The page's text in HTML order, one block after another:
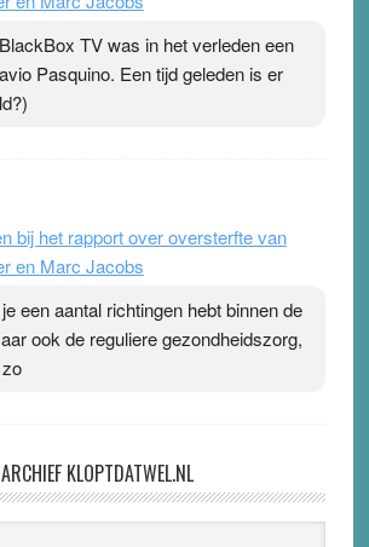
TV was in het verleden een
Pasquino. Een tijd geleden is er
bij het rapport over oversterfte van
en Marc Jacobs
een aantal richtingen hebt binnen de
ook de reguliere gezondheidszorg,
ARCHIEF KLOPTDATWEL.NL